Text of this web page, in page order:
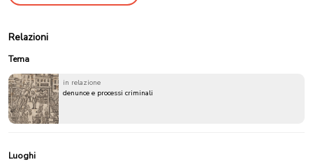
Relazioni
Tema
in relazione
denunce e processi criminali
Luoghi